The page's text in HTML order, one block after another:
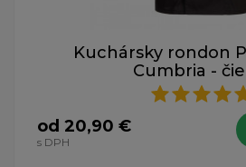
Kuchársky rondon
Cumbria -
od 20,90 €
s DPH